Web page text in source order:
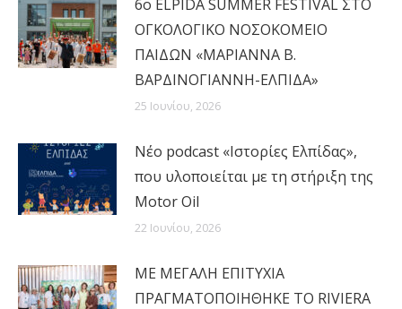
6ο ELPIDA SUMMER FESTIVAL ΣΤΟ
ΟΓΚΟΛΟΓΙΚΟ ΝΟΣΟΚΟΜΕΙΟ
ΠΑΙΔΩΝ «ΜΑΡΙΑΝΝΑ Β.
ΒΑΡΔΙΝΟΓΙΑΝΝΗ-ΕΛΠΙΔΑ»
25 Ιουνίου, 2026
Νέο podcast «Ιστορίες Ελπίδας»,
που υλοποιείται με τη στήριξη της
Motor Oil
22 Ιουνίου, 2026
MΕ ΜΕΓΑΛΗ ΕΠΙΤΥΧΙΑ
ΠΡΑΓΜΑΤΟΠΟΙΗΘΗΚΕ ΤΟ RIVIERA